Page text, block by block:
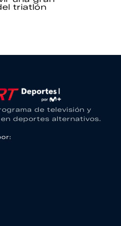
triatlón
de televisión y
deportes alternativos.